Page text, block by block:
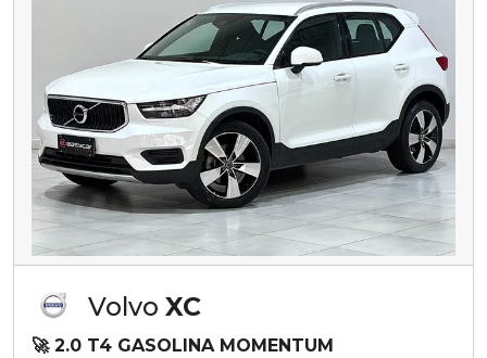
Volvo XC
🚀 2.0 T4 GASOLINA MOMENTUM